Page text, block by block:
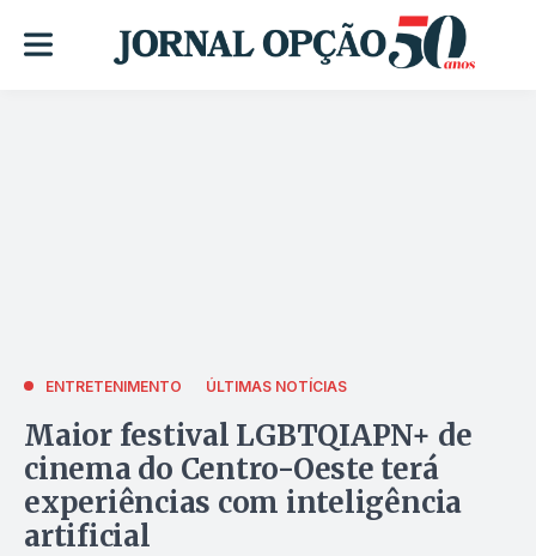
ENTRETENIMENTO ÚLTIMAS NOTÍCIAS
Maior festival LGBTQIAPN+ de
cinema do Centro-Oeste terá
experiências com inteligência
artificial